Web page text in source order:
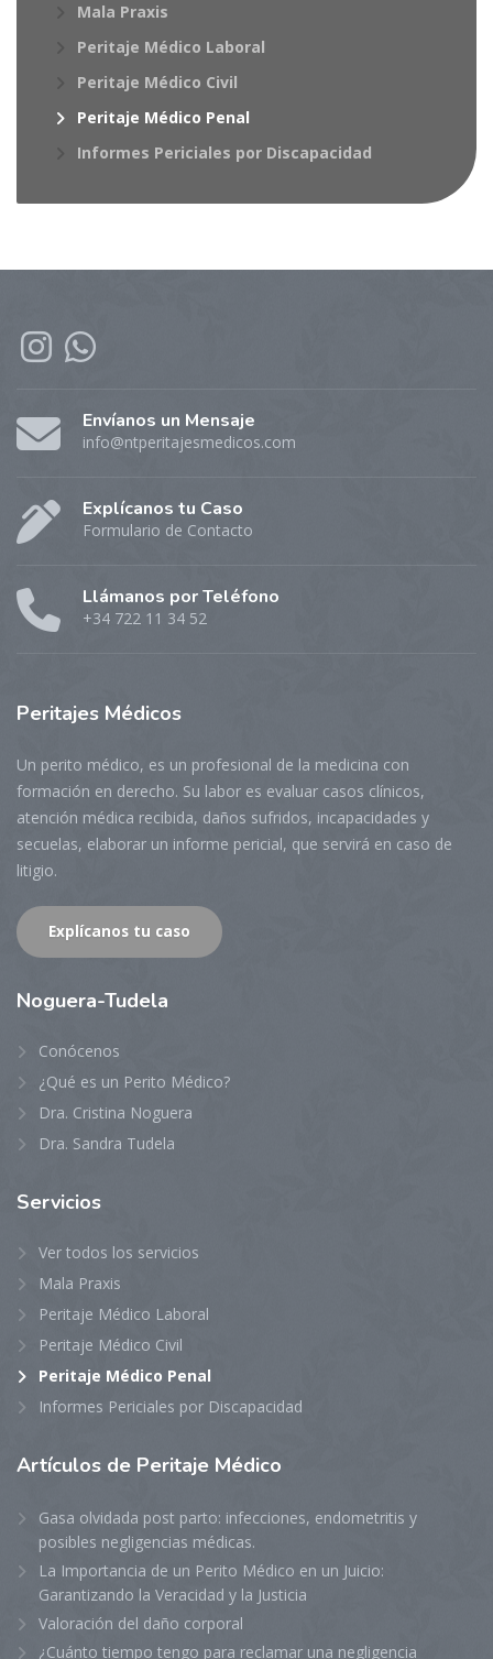
Mala Praxis
Peritaje Médico Laboral
Peritaje Médico Civil
Peritaje Médico Penal
Informes Periciales por Discapacidad
Envíanos un Mensaje
info@ntperitajesmedicos.com
Explícanos tu Caso
Formulario de Contacto
Llámanos por Teléfono
+34 722 11 34 52
Peritajes Médicos
Un perito médico, es un profesional de la medicina con
formación en derecho. Su labor es evaluar casos clínicos,
atención médica recibida, daños sufridos, incapacidades y
secuelas, elaborar un informe pericial, que servirá en caso de
litigio.
Explícanos tu caso
Noguera-Tudela
Conócenos
¿Qué es un Perito Médico?
Dra. Cristina Noguera
Dra. Sandra Tudela
Servicios
Ver todos los servicios
Mala Praxis
Peritaje Médico Laboral
Peritaje Médico Civil
Peritaje Médico Penal
Informes Periciales por Discapacidad
Artículos de Peritaje Médico
Gasa olvidada post parto: infecciones, endometritis y
posibles negligencias médicas.
La Importancia de un Perito Médico en un Juicio:
Garantizando la Veracidad y la Justicia
Valoración del daño corporal
¿Cuánto tiempo tengo para reclamar una negligencia